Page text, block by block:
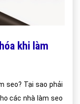
khi làm
seo? Tại sao phải
các nhà làm seo